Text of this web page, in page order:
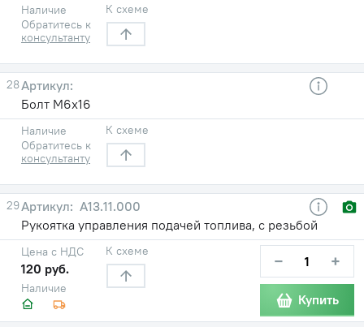
Наличие
Обратитесь к
консультанту
К схеме
28
Болт М6х16
Наличие
Обратитесь к
консультанту
К схеме
29
А13.11.000
Рукоятка управления подачей топлива, с резьбой
Наличие
Цена с НДС
120 руб.
К схеме − +
Купить